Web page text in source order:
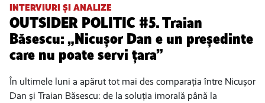
INTERVIURI ȘI ANALIZE
OUTSIDER POLITIC #5. Traian
Băsescu: „Nicușor Dan e un președinte
care nu poate servi țara”
În ultimele luni a apărut tot mai des comparația între Nicușor
Dan și Traian Băsescu: de la soluția imorală până la